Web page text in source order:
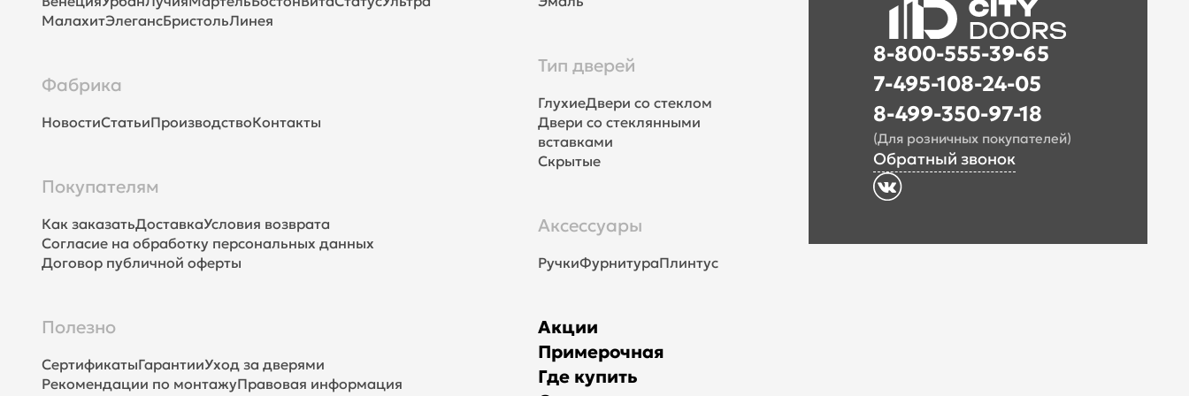
МалахитЭлегансБристольЛинея
Фабрика
НовостиСтатьиПроизводствоКонтакты
Покупателям
Как заказатьДоставкаУсловия возврата
Согласие на обработку персональных данных
Договор публичной оферты
Полезно
СертификатыГарантииУход за дверями
Рекомендации по монтажуПравовая информация
Тип дверей
ГлухиеДвери со стеклом
Двери со стеклянными
вставками
Скрытые
Аксессуары
РучкиФурнитураПлинтус
Акции
Примерочная
Где купить
8-800-555-39-65
7-495-108-24-05
8-499-350-97-18
(Для розничных покупателей)
Обратный звонок